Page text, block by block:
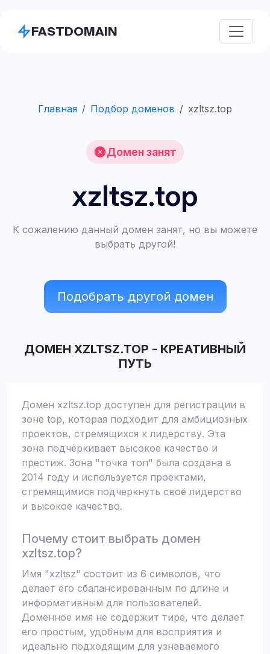
FASTDOMAIN
Главная Подбор доменов xzltsz.top
Домен занят
xzltsz.top
К сожалению данный домен занят, но вы можете
выбрать другой!
Подобрать другой домен
ДОМЕН XZLTSZ.TOP - КРЕАТИВНЫЙ
ПУТЬ
Домен xzltsz.top доступен для регистрации в
зоне top, которая подходит для амбициозных
проектов, стремящихся к лидерству. Эта
зона подчёркивает высокое качество и
престиж. Зона "точка топ" была создана в
2014 году и используется проектами,
стремящимися подчеркнуть своё лидерство
и высокое качество.
Почему стоит выбрать домен
xzltsz.top?
Имя "xzltsz" состоит из 6 символов, что
делает его сбалансированным по длине и
информативным для пользователей.
Доменное имя не содержит тире, что делает
его простым, удобным для восприятия и
идеально подходящим для узнаваемого